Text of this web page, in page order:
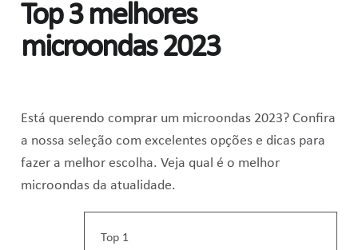
Top 3 melhores
microondas 2023
Está querendo comprar um microondas 2023? Confira
a nossa seleção com excelentes opções e dicas para
fazer a melhor escolha. Veja qual é o melhor
microondas da atualidade.
Top 1